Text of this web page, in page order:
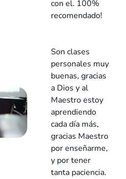
con el. 100%
recomendado!
Son clases
personales muy
buenas, gracias
a Dios y al
Maestro estoy
aprendiendo
cada día más,
gracias Maestro
por enseñarme,
y por tener
tanta paciencia.